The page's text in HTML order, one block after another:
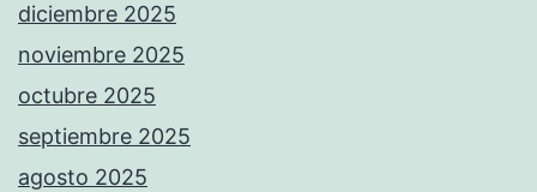
diciembre 2025
noviembre 2025
octubre 2025
septiembre 2025
agosto 2025